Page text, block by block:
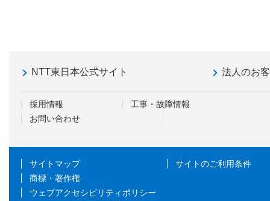
NTT東日本公式サイト 法人のお
採用情報
工事・故障情報
お問い合わせ
サイトマップ
サイトのご利用条件
商標・著作権
ウェブアクセシビリティポリシー